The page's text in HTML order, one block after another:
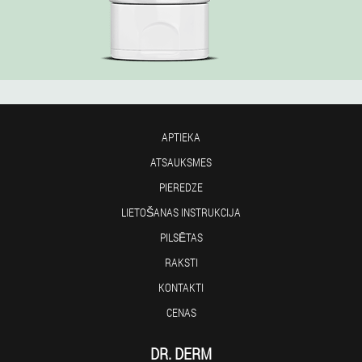
APTIEKA
ATSAUKSMES
PIEREDZE
LIETOŠANAS INSTRUKCIJA
PILSĒTAS
RAKSTI
KONTAKTI
CENAS
DR. DERM